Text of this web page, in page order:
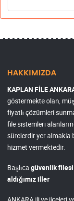
HAKKIMIZDA
KAPLAN FİLE
göstermekte olan,
fiyatlı çözümleri
file sistemleri
sürelerdir yer almakla
hizmet vermektedir.
Başlıca güvenlik filesi
aldığımız iller